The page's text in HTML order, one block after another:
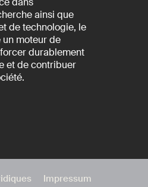
ainsi que
de technologie, le
un moteur de
durablement
et de contribuer
Impressum